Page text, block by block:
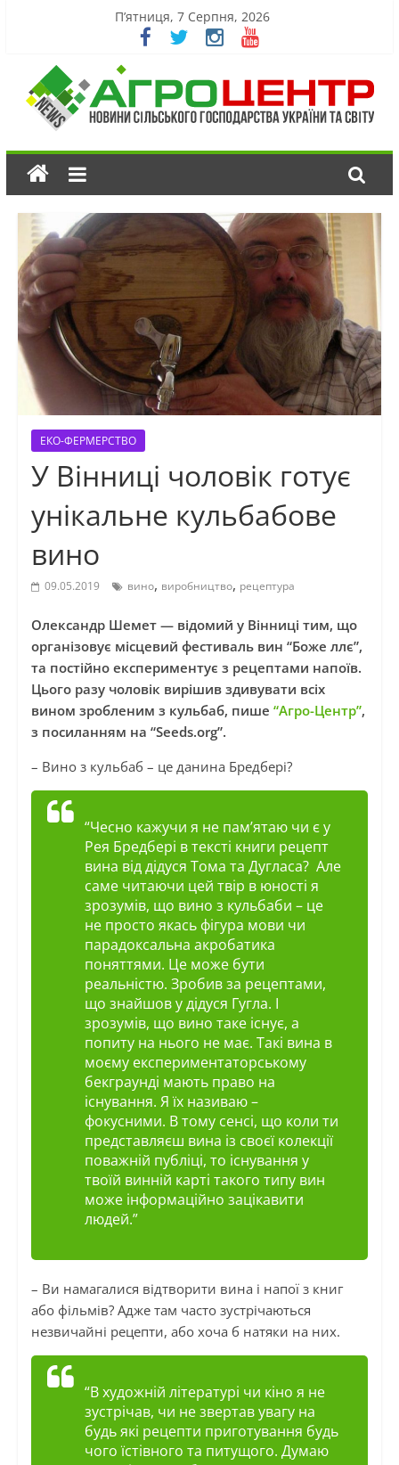
П’ятниця, 7 Серпня, 2026
ЕКО-ФЕРМЕРСТВО
У Вінниці чоловік готує
унікальне кульбабове
вино
09.05.2019 вино, виробництво, рецептура
Олександр Шемет — відомий у Вінниці тим, що
організовує місцевий фестиваль вин “Боже ллє”,
та постійно експериментує з рецептами напоїв.
Цього разу чоловік вирішив здивувати всіх
вином зробленим з кульбаб, пише “Агро-Центр”,
з посиланням на “Seeds.org”.
– Вино з кульбаб – це данина Бредбері?
“Чесно кажучи я не пам’ятаю чи є у
Рея Бредбері в тексті книги рецепт
вина від дідуся Тома та Дугласа? Але
саме читаючи цей твір в юності я
зрозумів, що вино з кульбаби – це
не просто якась фігура мови чи
парадоксальна акробатика
поняттями. Це може бути
реальністю. Зробив за рецептами,
що знайшов у дідуся Гугла. І
зрозумів, що вино таке існує, а
попиту на нього не має. Такі вина в
моєму експериментаторському
бекграунді мають право на
існування. Я їх називаю –
фокусними. В тому сенсі, що коли ти
представляєш вина із своєї колекції
поважній публіці, то існування у
твоїй винній карті такого типу вин
може інформаційно зацікавити
людей.”
– Ви намагалися відтворити вина і напої з книг
або фільмів? Адже там часто зустрічаються
незвичайні рецепти, або хоча б натяки на них.
“В художній літературі чи кіно я не
зустрічав, чи не звертав увагу на
будь які рецепти приготування будь
чого їстівного та питущого. Думаю